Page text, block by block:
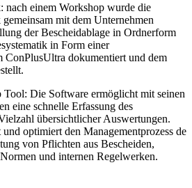
nach einem Workshop wurde die
mit dem Unternehmen
der Bescheidablage in Ordnerform
in Form einer
ConPlusUltra dokumentiert und dem
Die Software ermöglicht mit seinen
eine schnelle Erfassung des
übersichtlicher Auswertungen.
optimiert den Managementprozess de
von Pflichten aus Bescheiden,
und internen Regelwerken.